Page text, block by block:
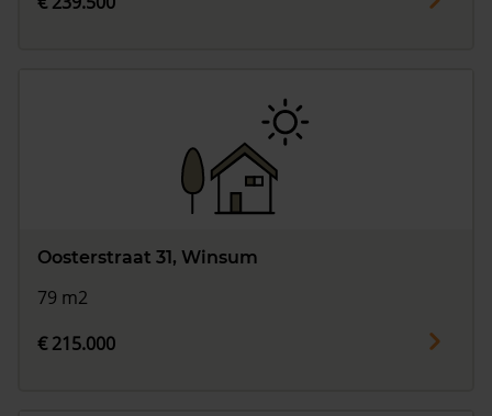
Oosterstraat 31, Winsum
79 m2
€ 215.000